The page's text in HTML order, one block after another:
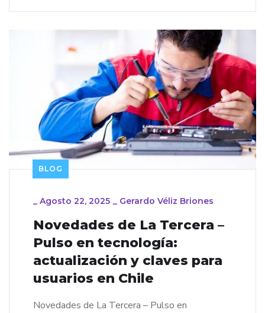
BLOG
_ Agosto 22, 2025 _ Gerardo Véliz Briones
Novedades de La Tercera –
Pulso en tecnología:
actualización y claves para
usuarios en Chile
Novedades de La Tercera – Pulso en